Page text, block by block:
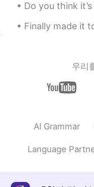
Do you think it’s hard to keep up with
Finally made it to the boat!
우리
AI Grammar
Language